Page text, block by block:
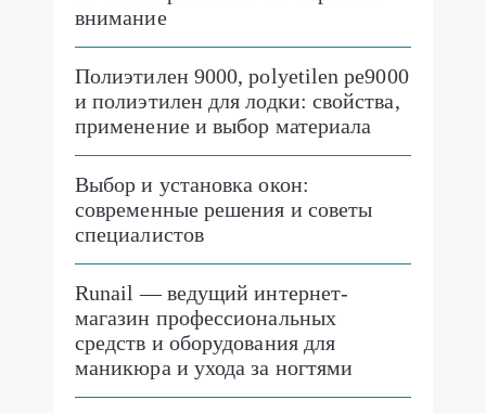
внимание
Полиэтилен 9000, polyetilen pe9000
и полиэтилен для лодки: свойства,
применение и выбор материала
Выбор и установка окон:
современные решения и советы
специалистов
Runail — ведущий интернет-
магазин профессиональных
средств и оборудования для
маникюра и ухода за ногтями